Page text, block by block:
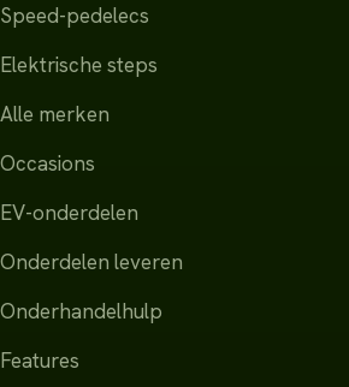
Speed-pedelecs
Elektrische steps
Alle merken
Occasions
EV-onderdelen
Onderdelen leveren
Onderhandelhulp
Features